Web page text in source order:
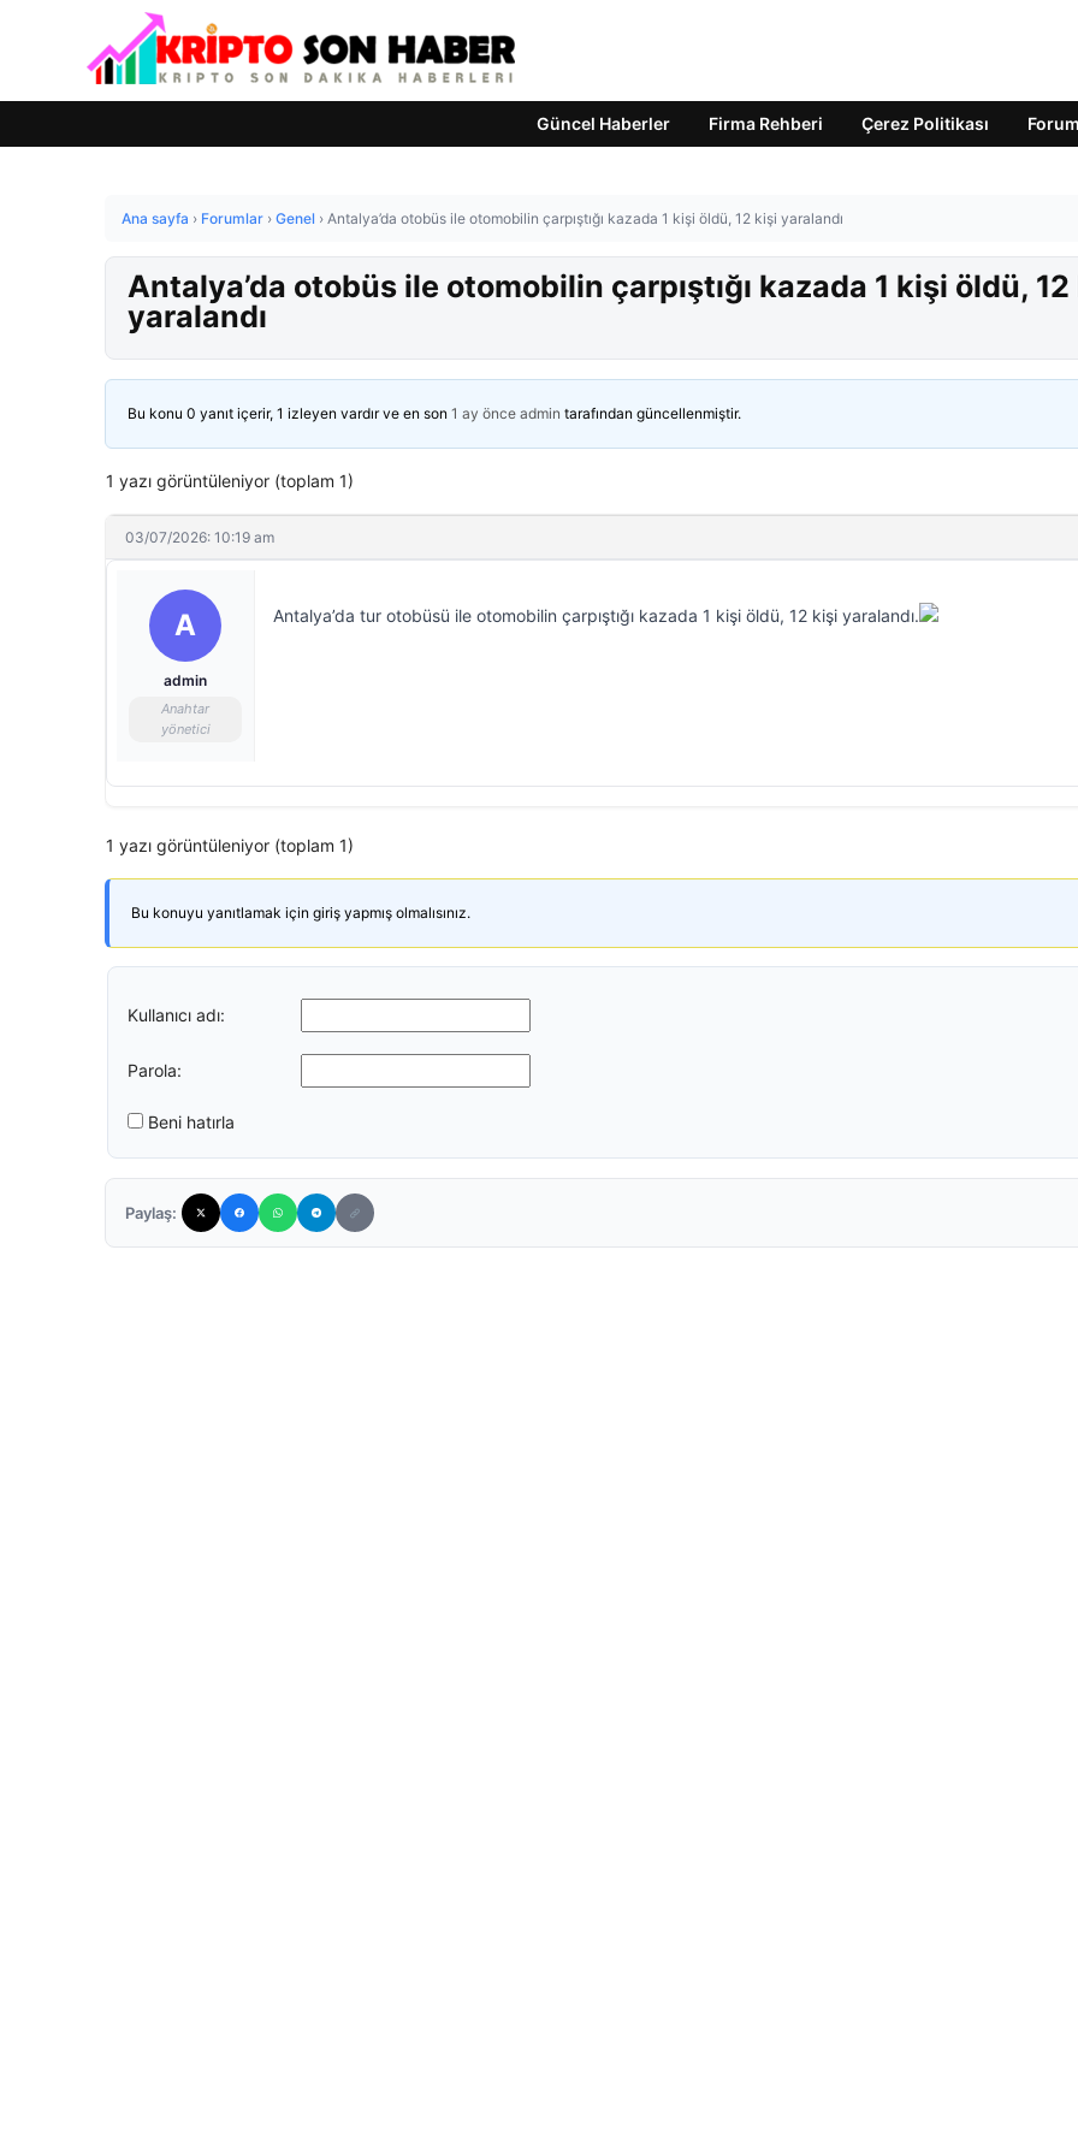
Güncel Haberler Firma Rehberi Çerez Politikası Forum
Ana sayfa › Forumlar › Genel › Antalya’da otobüs ile otomobilin çarpıştığı kazada 1 kişi öldü, 12 kişi yaralandı
Antalya’da otobüs ile otomobilin çarpıştığı kazada 1 kişi öldü,
yaralandı
Bu konu 0 yanıt içerir, 1 izleyen vardır ve en son 1 ay önce admin tarafından güncellenmiştir.
1 yazı görüntüleniyor (toplam 1)
03/07/2026: 10:19 am
A
admin
Anahtar
yönetici
Antalya’da tur otobüsü ile otomobilin çarpıştığı kazada 1 kişi öldü, 12 kişi yaralandı.
1 yazı görüntüleniyor (toplam 1)
Bu konuyu yanıtlamak için giriş yapmış olmalısınız.
Kullanıcı adı:
Parola:
Beni hatırla
Paylaş: